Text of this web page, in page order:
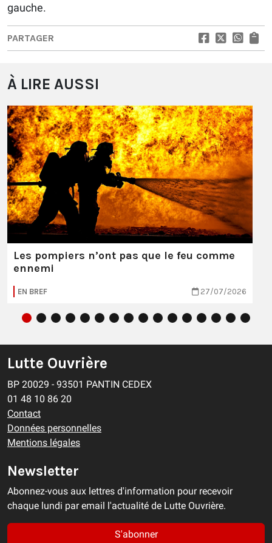
gauche.
PARTAGER
À LIRE AUSSI
Les pompiers n’ont pas que le feu comme
ennemi
EN BREF 27/07/2026
Lutte Ouvrière
BP 20029 - 93501 PANTIN CEDEX
01 48 10 86 20
Contact
Données personnelles
Mentions légales
Newsletter
Abonnez-vous aux lettres d'information pour recevoir
chaque lundi par email l'actualité de Lutte Ouvrière.
S'abonner